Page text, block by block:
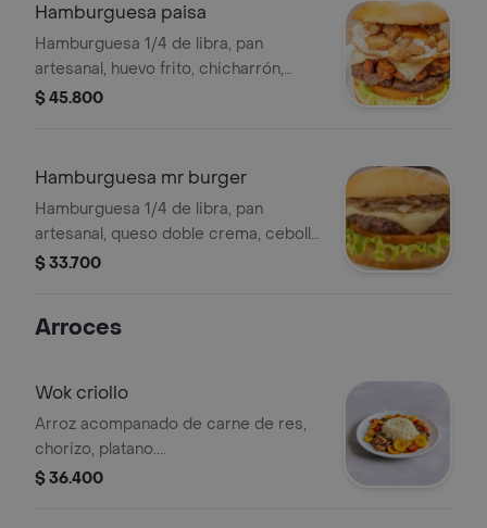
Hamburguesa paisa
Hamburguesa 1/4 de libra, pan
artesanal, huevo frito, chicharrón,
plátano maduro, queso sobre crema,
$ 45.800
Hamburguesa mr burger
Hamburguesa 1/4 de libra, pan
artesanal, queso doble crema, cebolla
caramelizada, verduras y salsa burger.
$ 33.700
Arroces
Wok criollo
Arroz acompanado de carne de res,
chorizo, platano....
$ 36.400